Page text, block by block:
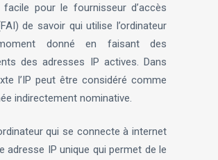
pour le fournisseur d’accès
de savoir qui utilise l’ordinateur
donné en faisant des
des adresses IP actives. Dans
l’IP peut être considéré comme
indirectement nominative.
qui se connecte à internet
adresse IP unique qui permet de le